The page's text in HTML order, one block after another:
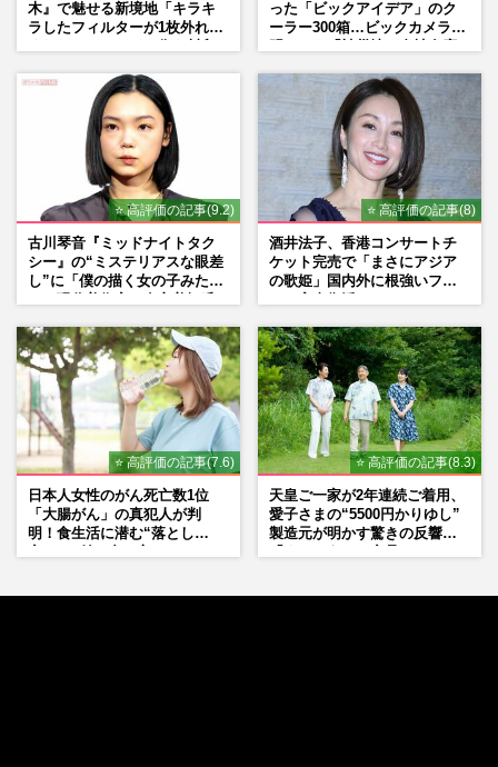
木』で魅せる新境地「キラキ
ラしたフィルターが1枚外れて
った「ビックアイデア」のク
ーラー300箱…ビックカメラが
⭐ 高評価の記事(9.2)
古川琴音『ミッドナイトタク
シー』の“ミステリアスな眼差
し”に「僕の描く女の子みた
⭐ 高評価の記事(8)
酒井法子、香港コンサートチ
ケット完売で「まさにアジア
の歌姫」国内外に根強いファ
⭐ 高評価の記事(7.6)
日本人女性のがん死亡数1位
「大腸がん」の真犯人が判
明！食生活に潜む“落とし
⭐ 高評価の記事(8.3)
天皇ご一家が2年連続ご着用、
愛子さまの“5500円かりゆし”
製造元が明かす驚きの反響